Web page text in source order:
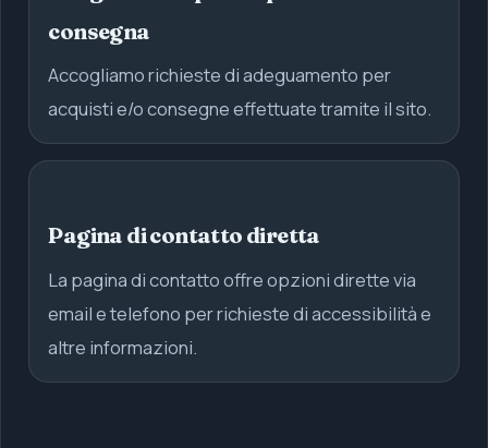
consegna
Accogliamo richieste di adeguamento per
acquisti e/o consegne effettuate tramite il sito.
Pagina di contatto diretta
La pagina di contatto offre opzioni dirette via
email e telefono per richieste di accessibilità e
altre informazioni.